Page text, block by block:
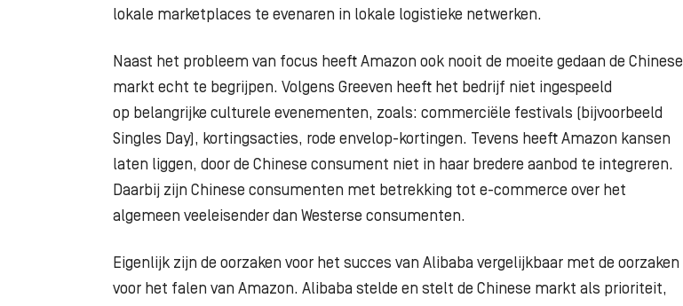
lokale marketplaces te evenaren in lokale logistieke netwerken.
Naast het probleem van focus heeft Amazon ook nooit de moeite gedaan de Chinese
markt echt te begrijpen. Volgens Greeven heeft het bedrijf niet ingespeeld
op belangrijke culturele evenementen, zoals: commerciële festivals (bijvoorbeeld
Singles Day), kortingsacties, rode envelop-kortingen. Tevens heeft Amazon kansen
laten liggen, door de Chinese consument niet in haar bredere aanbod te integreren.
Daarbij zijn Chinese consumenten met betrekking tot e-commerce over het
algemeen veeleisender dan Westerse consumenten.
Eigenlijk zijn de oorzaken voor het succes van Alibaba vergelijkbaar met de oorzaken
voor het falen van Amazon. Alibaba stelde en stelt de Chinese markt als prioriteit,